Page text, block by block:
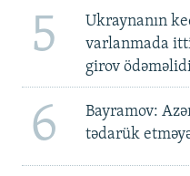
5
Ukraynanın
varlanmada
girov
6
Bayramov:
tədarük